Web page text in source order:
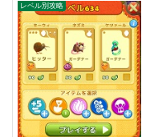
レベル別攻略